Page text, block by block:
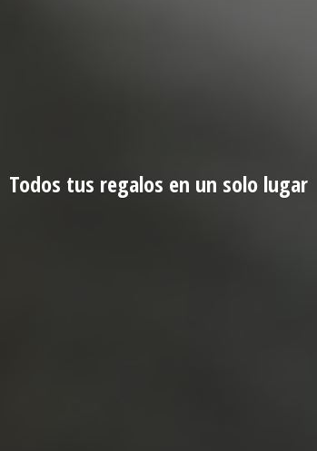
Todos tus regalos en un solo lugar